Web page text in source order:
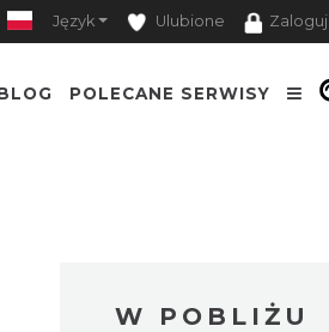
Język Ulubione Zaloguj
POLECANE SERWISY
W POBLIŻU